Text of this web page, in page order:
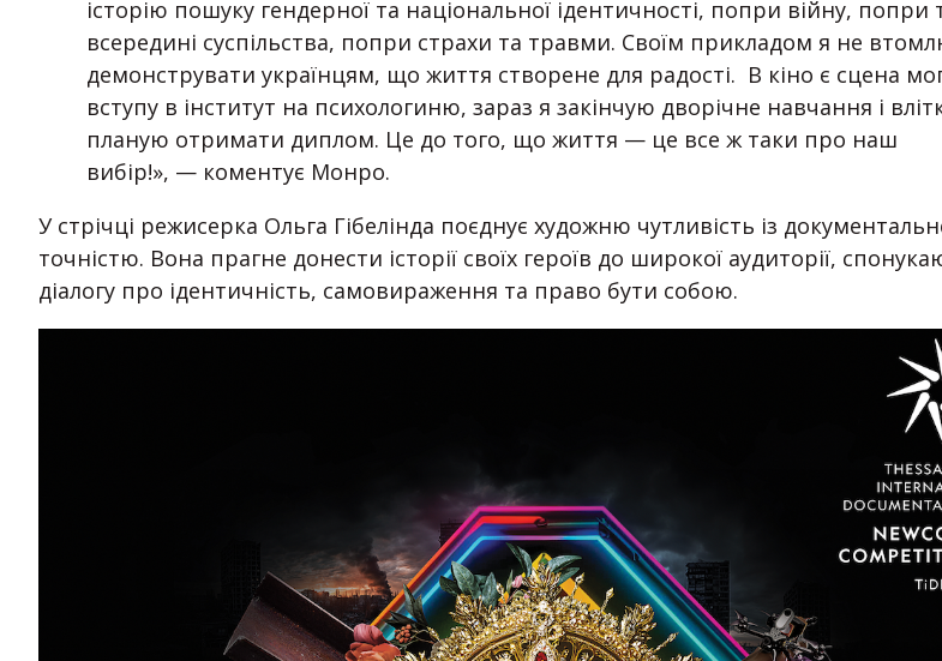
історію пошуку гендерної та національної ідентичності, попри війну, попри
всередині суспільства, попри страхи та травми. Своїм прикладом я не
демонструвати українцям, що життя створене для радості. В кіно є сцена
вступу в інститут на психологиню, зараз я закінчую дворічне навчання і
планую отримати диплом. Це до того, що життя — це все ж таки про наш
вибір!», — коментує Монро.
У стрічці режисерка Ольга Гібелінда поєднує художню чутливість із
точністю. Вона прагне донести історії своїх героїв до широкої аудиторії,
діалогу про ідентичність, самовираження та право бути собою.